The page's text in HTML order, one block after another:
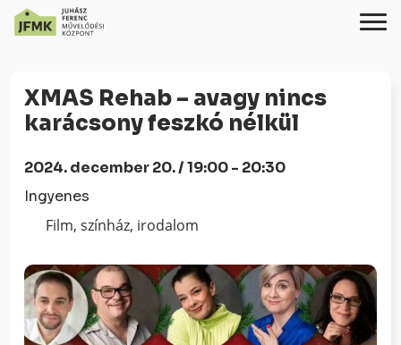
Content
navigációhoz
XMAS Rehab – avagy nincs
karácsony feszkó nélkül
2024. december 20. / 19:00 - 20:30
Ingyenes
Film, színház, irodalom